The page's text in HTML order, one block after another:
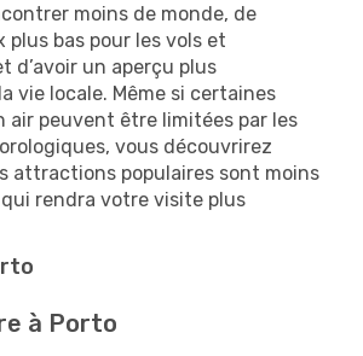
moins de monde, de
plus bas pour les vols et
d’avoir un aperçu plus
vie locale. Même si certaines
air peuvent être limitées par les
vous découvrirez
attractions populaires sont moins
rendra votre visite plus
à Porto